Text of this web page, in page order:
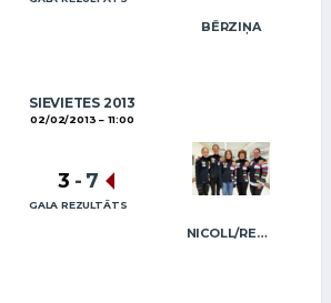
BĒRZIŅA
SIEVIETES 2013
02/02/2013 11:00
NICOLL/REGŽA
3 - 7
GALA REZULTĀTS